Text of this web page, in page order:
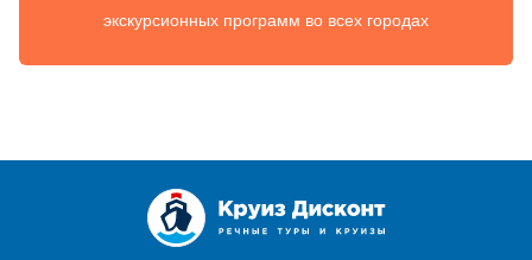
экскурсионных программ во всех городах